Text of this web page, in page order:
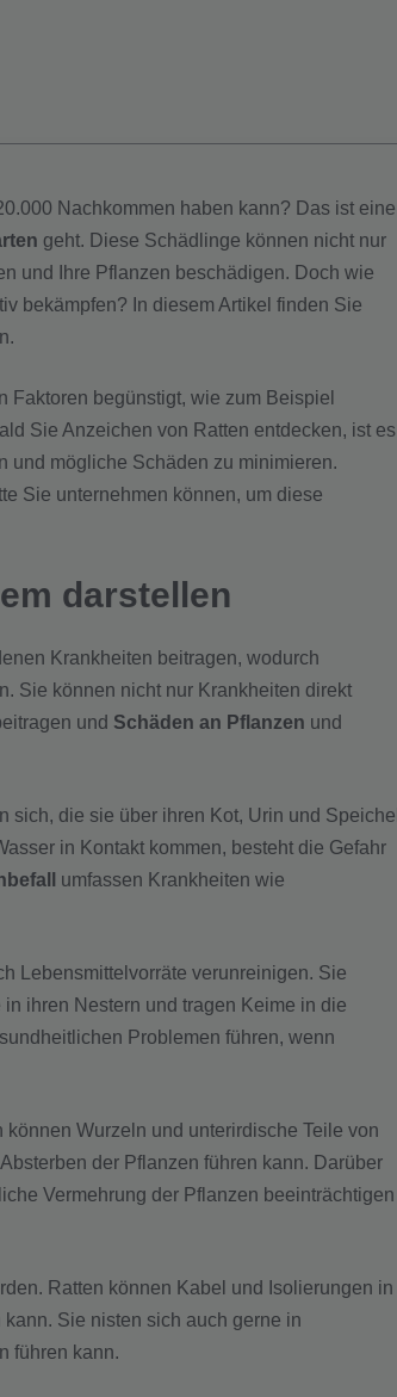
Nachkommen haben kann? Das ist eine
geht. Diese Schädlinge können nicht nur
und Ihre Pflanzen beschädigen. Doch wie
bekämpfen? In diesem Artikel finden Sie
Faktoren begünstigt, wie zum Beispiel
Sie Anzeichen von Ratten entdecken, ist es
und mögliche Schäden zu minimieren.
Sie unternehmen können, um diese
darstellen
Krankheiten beitragen, wodurch
Sie können nicht nur Krankheiten direkt
und Schäden an Pflanzen und
sich, die sie über ihren Kot, Urin und Speichel
in Kontakt kommen, besteht die Gefahr
umfassen Krankheiten wie
Lebensmittelvorräte verunreinigen. Sie
ihren Nestern und tragen Keime in die
Problemen führen, wenn
Wurzeln und unterirdische Teile von
der Pflanzen führen kann. Darüber
Vermehrung der Pflanzen beeinträchtigen
Ratten können Kabel und Isolierungen in
Sie nisten sich auch gerne in
führen kann.